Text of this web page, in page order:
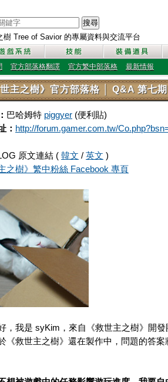
樹 Tree of Savior 的專屬資料與交流平台
搜尋
官方部落格翻譯 官方繁中部落格 最新情報
主之樹》官方部落格 │ Q&A 第七期
巴哈姆特 piggyer (便利貼)
： http://forum.gamer.com.tw/
原文連結 ( 韓文 / 英文 )
之樹》繁中粉絲 Facebook 專頁
，我是 syKim，來自 《救世主之樹》開
《救世主之樹》還在製作中，問題的答案